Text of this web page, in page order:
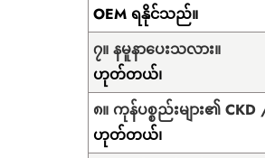
OEM ရနိုင်သည်။
၇။ နမူနာပေးသလား။
ဟုတ်တယ်၊
၈။ ကုန်ပစ္စည်းများ၏
ဟုတ်တယ်၊